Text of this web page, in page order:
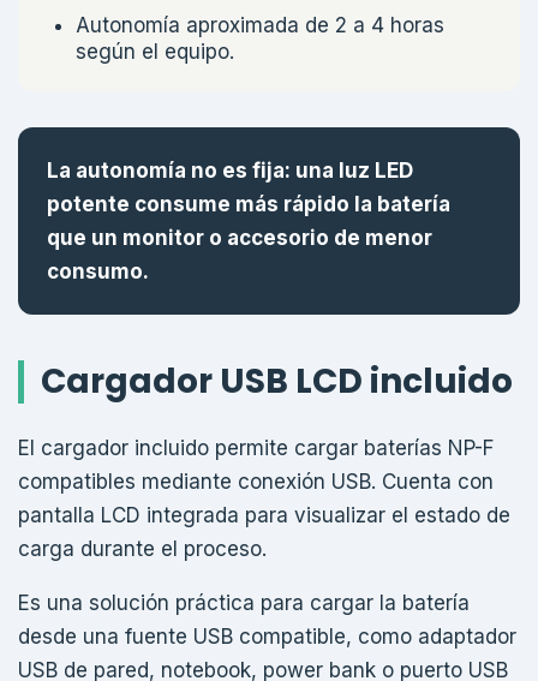
Autonomía aproximada de 2 a 4 horas
según el equipo.
La autonomía no es fija: una luz LED
potente consume más rápido la batería
que un monitor o accesorio de menor
consumo.
Cargador USB LCD incluido
El cargador incluido permite cargar baterías NP-F
compatibles mediante conexión USB. Cuenta con
pantalla LCD integrada para visualizar el estado de
carga durante el proceso.
Es una solución práctica para cargar la batería
desde una fuente USB compatible, como adaptador
USB de pared, notebook, power bank o puerto USB